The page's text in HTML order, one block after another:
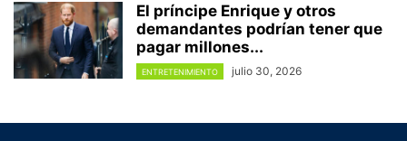
El príncipe Enrique y otros
demandantes podrían tener que
pagar millones...
ENTRETENIMIENTO julio 30, 2026